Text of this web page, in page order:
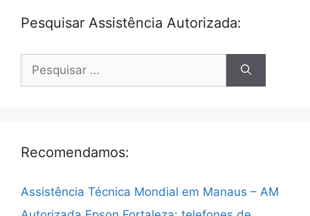
Pesquisar Assistência Autorizada:
por:
Recomendamos:
Assistência Técnica Mondial em Manaus – AM